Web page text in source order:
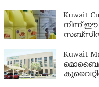
Kuwait
നിന്ന് ഈ
Kuwait